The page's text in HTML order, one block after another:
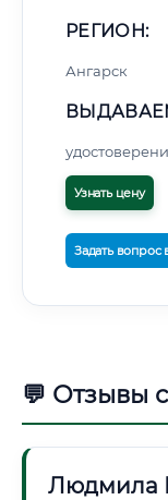
РЕГИОН:
Ангарск
Узнать цену
Задать вопрос
💬 Отзывы
Людмила